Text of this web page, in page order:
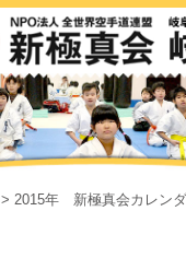
> 2015年 新極真会カレンダ